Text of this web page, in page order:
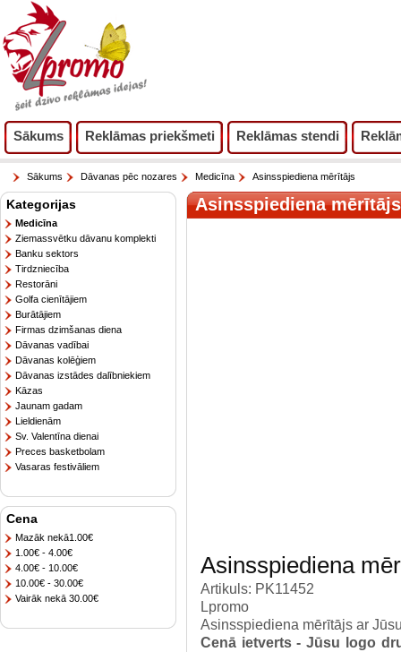
Sākums Reklāmas priekšmeti Reklāmas stendi
Sākums Dāvanas pēc nozares Medicīna Asinsspiediena mērītājs
Kategorijas
Medicīna
Ziemassvētku dāvanu komplekti
Banku sektors
Tirdzniecība
Restorāni
Golfa cienītājiem
Burātājiem
Firmas dzimšanas diena
Dāvanas vadībai
Dāvanas kolēģiem
Dāvanas izstādes dalībniekiem
Kāzas
Jaunam gadam
Lieldienām
Sv. Valentīna dienai
Preces basketbolam
Vasaras festivāliem
Cena
Mazāk nekā1.00€
1.00€ - 4.00€
4.00€ - 10.00€
10.00€ - 30.00€
Vairāk nekā 30.00€
Asinsspiediena mērītājs
Asinsspiediena
Artikuls: PK11452
Lpromo
Asinsspiediena mērītājs ar
Cenā ietverts - Jūsu logo